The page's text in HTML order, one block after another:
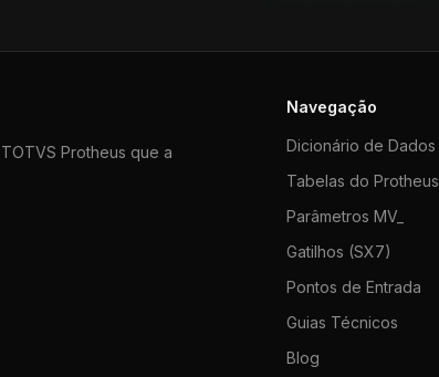
Protheus que a
Navegação
Dicionário de Dados
Tabelas do Protheus
Parâmetros MV_
Gatilhos (SX7)
Pontos de Entrada
Guias Técnicos
Blog